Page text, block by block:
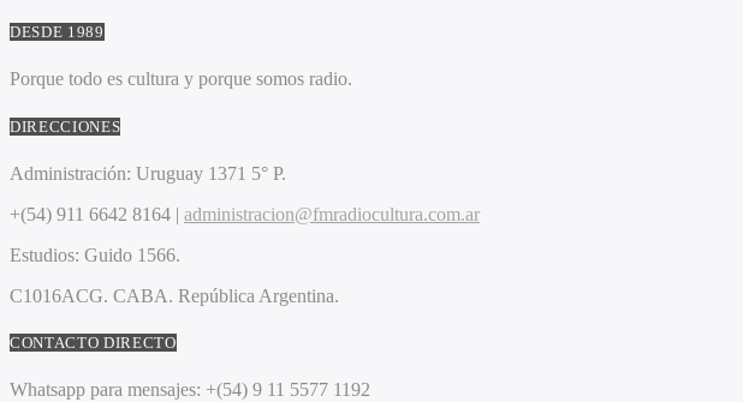
DESDE 1989
Porque todo es cultura y porque somos radio.
DIRECCIONES
Administración: Uruguay 1371 5° P.
+(54) 911 6642 8164 | administracion@fmradiocultura.com.ar
Estudios: Guido 1566.
C1016ACG. CABA. República Argentina.
CONTACTO DIRECTO
Whatsapp para mensajes: +(54) 9 11 5577 1192